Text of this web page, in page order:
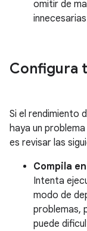
omitir de
Configura
Si el rendimiento
haya un
es revisar las
Compila
Intenta
modo de
problemas,
puede